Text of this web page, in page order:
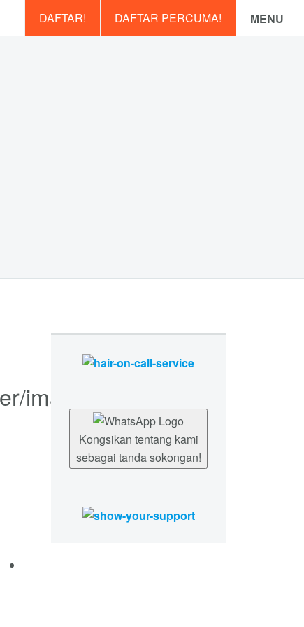
MENU
DAFTAR PERCUMA!
DAFTAR!
Kongsikan tentang kami
sebagai tanda sokongan!